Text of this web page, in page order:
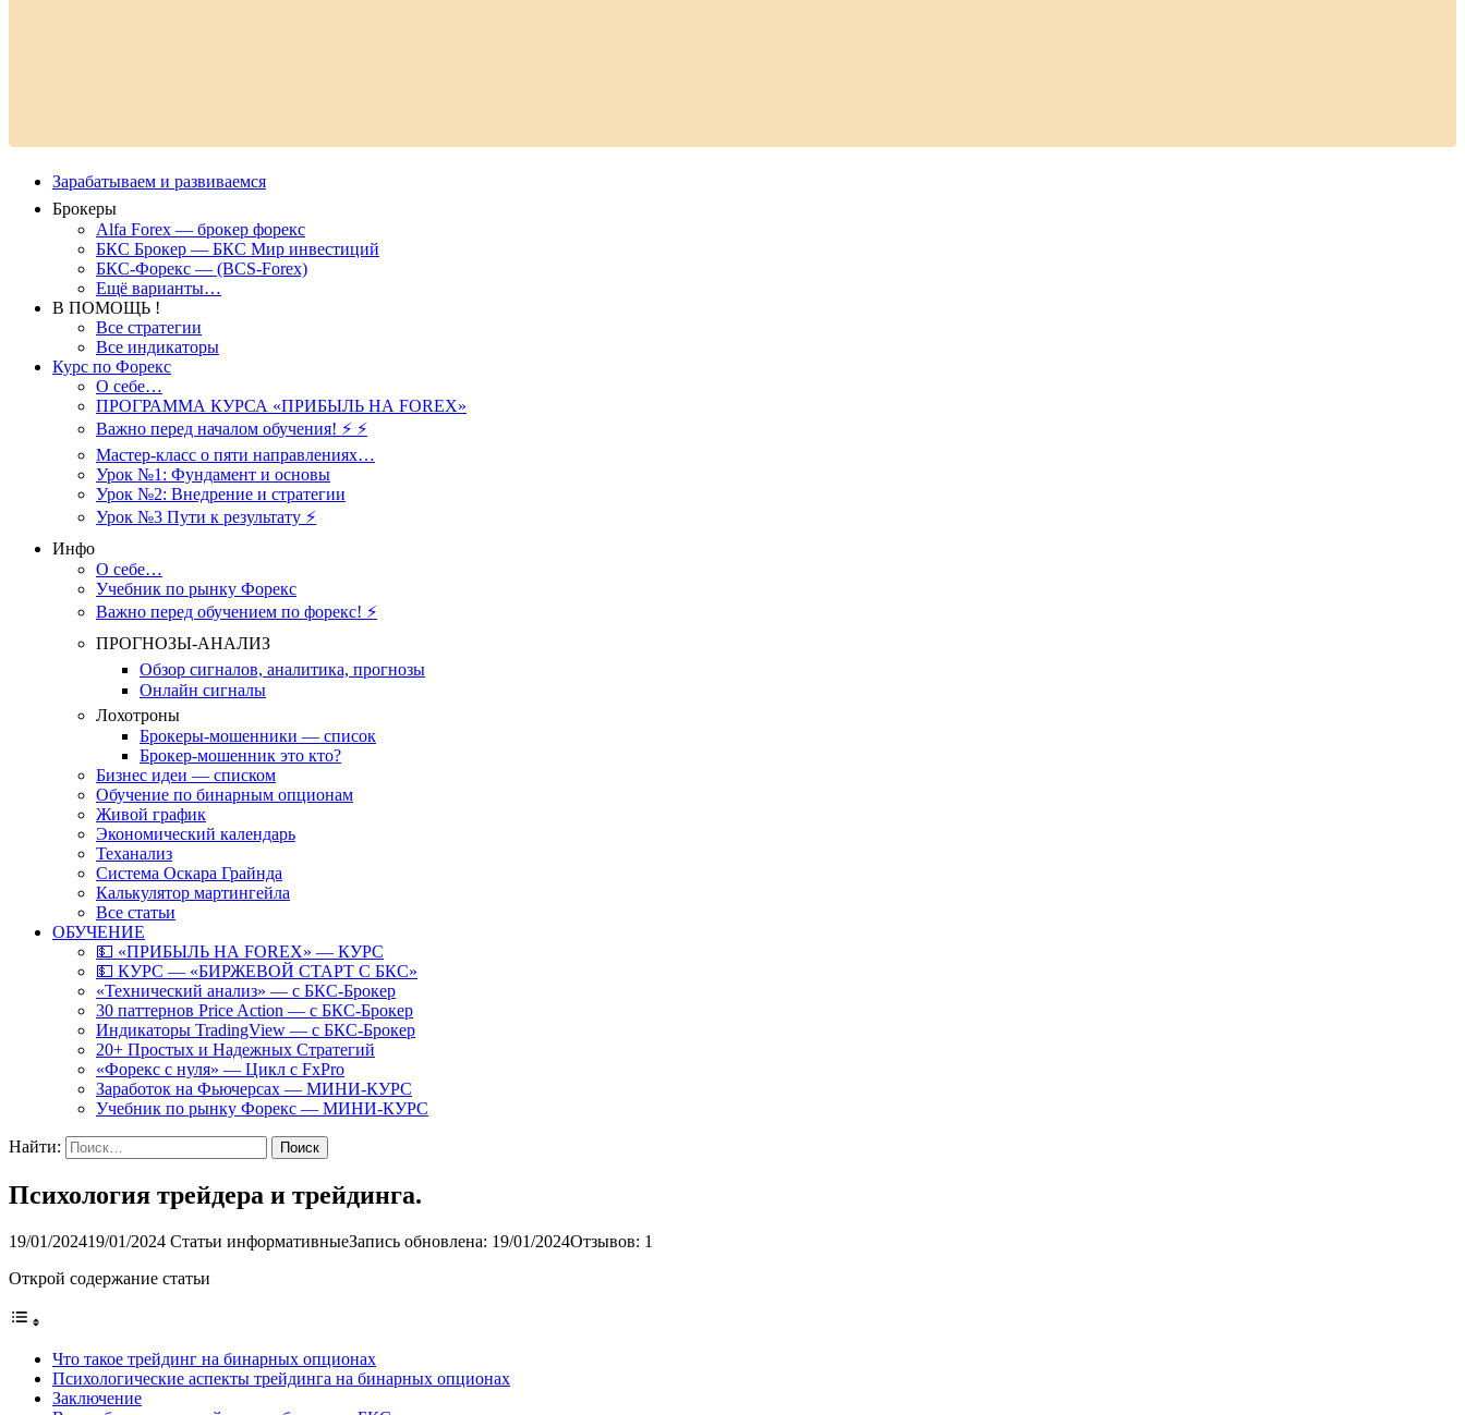
Зарабатываем и развиваемся
Брокеры
Alfa Forex — брокер форекс
БКС Брокер — БКС Мир инвестиций
БКС-Форекс — (BCS-Forex)
Ещё варианты…
В ПОМОЩЬ !
Все стратегии
Все индикаторы
Курс по Форекс
О себе…
ПРОГРАММА КУРСА «ПРИБЫЛЬ НА FOREX»
Важно перед началом обучения! ⚡ ⚡
Мастер-класс о пяти направлениях…
Урок №1: Фундамент и основы
Урок №2: Внедрение и стратегии
Урок №3 Пути к результату ⚡️
Инфо
О себе…
Учебник по рынку Форекс
Важно перед обучением по форекс! ⚡
ПРОГНОЗЫ-АНАЛИЗ
Обзор сигналов, аналитика, прогнозы
Онлайн сигналы
Лохотроны
Брокеры-мошенники — список
Брокер-мошенник это кто?
Бизнес идеи — списком
Обучение по бинарным опционам
Живой график
Экономический календарь
Теханализ
Система Оскара Грайнда
Калькулятор мартингейла
Все статьи
ОБУЧЕНИЕ
💵 «ПРИБЫЛЬ НА FOREX» — КУРС
💵 КУРС — «БИРЖЕВОЙ СТАРТ С БКС»
«Технический анализ» — с БКС-Брокер
30 паттернов Price Action — с БКС-Брокер
Индикаторы TradingView — с БКС-Брокер
20+ Простых и Надежных Стратегий
«Форекс с нуля» — Цикл с FxPro
Заработок на Фьючерсах — МИНИ-КУРС
Учебник по рынку Форекс — МИНИ-КУРС
Найти:
Психология трейдера и трейдинга.
19/01/202419/01/2024 Статьи информативныеЗапись обновлена: 19/01/2024Отзывов: 1
Открой содержание статьи
Что такое трейдинг на бинарных опционах
Психологические аспекты трейдинга на бинарных опционах
Заключение